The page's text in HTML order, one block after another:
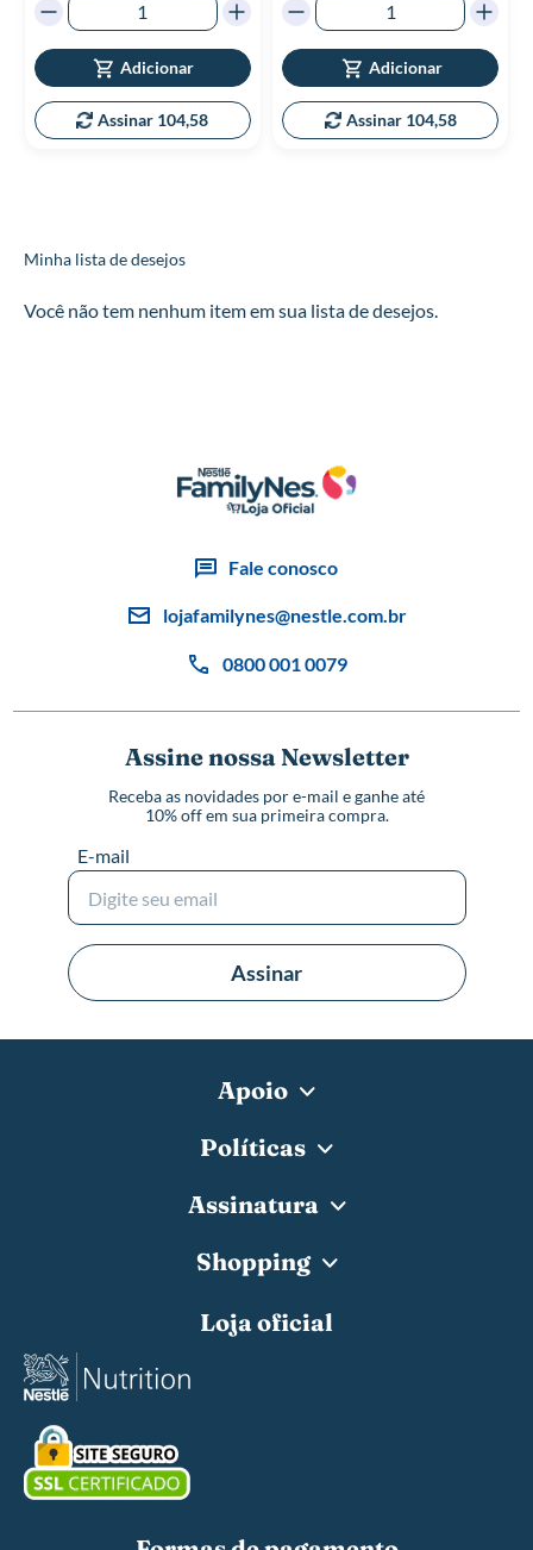
Adicionar
Assinar 104,58
Adicionar
Assinar 104,58
Minha lista de desejos
Você não tem nenhum item em sua lista de desejos.
Fale conosco
lojafamilynes@nestle.com.br
0800 001 0079
Assine nossa Newsletter
Receba as novidades por e-mail e ganhe até
10% off em sua primeira compra.
E-mail
Assinar
Apoio
Políticas
Assinatura
Shopping
Loja oficial